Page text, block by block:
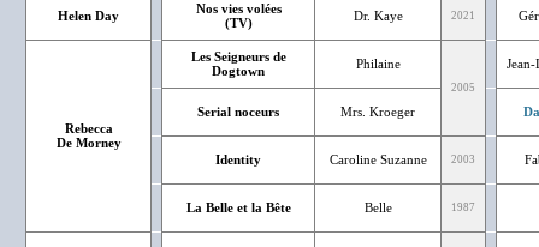
Helen Day
Nos vies volées
(TV)
Dr. Kaye 2021
Rebecca
De Morney
Les Seigneurs de
Dogtown
Philaine
2005
Serial noceurs Mrs. Kroeger
Identity Caroline Suzanne 2003
La Belle et la Bête Belle 1987